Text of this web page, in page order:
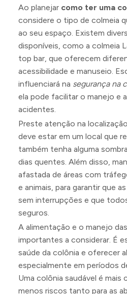
Ao planejar como ter uma
considere o tipo de colmeia
ao seu espaço. Existem
disponíveis, como a colmeia
top bar, que oferecem
acessibilidade e manuseio.
influenciará na segurança na
ela pode facilitar o manejo e
acidentes.
Preste atenção na
deve estar em um local que
também tenha alguma
dias quentes. Além disso,
afastada de áreas com
e animais, para garantir que
sem interrupções e que
seguros.
A alimentação e o manejo
importantes a considerar. É
saúde da colônia e oferecer
especialmente em períodos
Uma colônia saudável é
menos riscos tanto para as